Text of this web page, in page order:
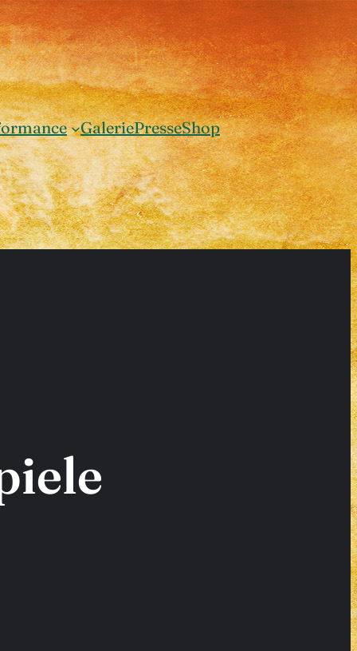
GaleriePresseShop